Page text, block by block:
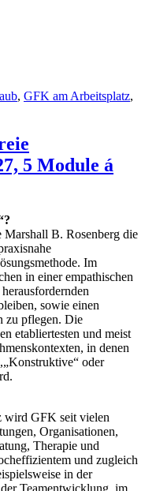
, GFK am Arbeitsplatz,
5 Module á
B. Rosenberg die
Im
in einer empathischen
sowie einen
zu pflegen. Die
etabliertesten und meist
in denen
oder
wird GFK seit vielen
Organisationen,
Therapie und
und zugleich
in der